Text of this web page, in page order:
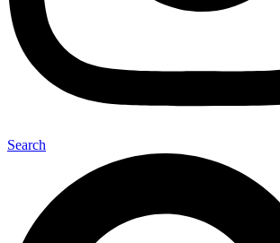
Search